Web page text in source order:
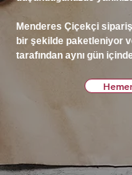
Menderes Çiçekçi
bir şekilde paketleniyor
tarafından aynı gün